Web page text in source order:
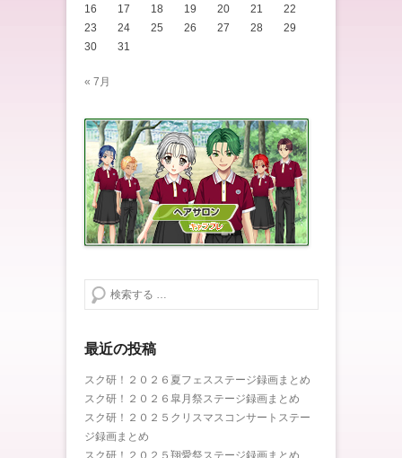
16 17 18 19 20 21
22
23
24 25 26 27 28
29
30
31
« 7月
検索する
最近の投稿
スク研！２０２６夏フェスステージ録画まとめ
スク研！２０２６皐月祭ステージ録画まとめ
スク研！２０２５クリスマスコンサートステー
ジ録画まとめ
スク研！２０２５翔愛祭ステージ録画まとめ